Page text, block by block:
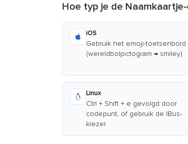
Hoe typ je de
iOS
Gebruik het emoji-toetsenbord
(wereldbolpictogram → smiley)
Linux
Ctrl + Shift + e gevolgd door
codepunt, of gebruik de IBus-
kiezer